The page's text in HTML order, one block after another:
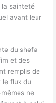
sainteté
avant leur
du shefa
et des
remplis de
le flux du
ne